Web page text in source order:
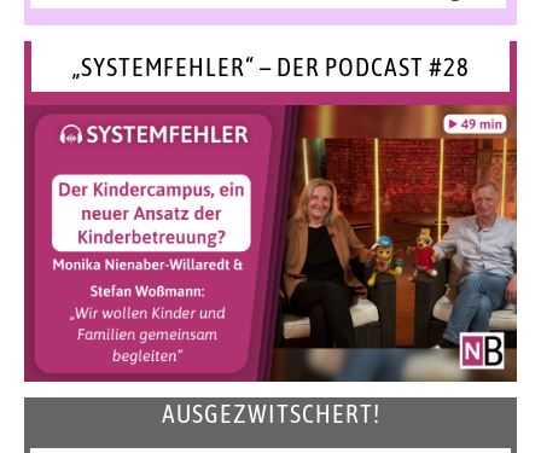
„SYSTEMFEHLER“ – DER PODCAST #28
AUSGEZWITSCHERT!